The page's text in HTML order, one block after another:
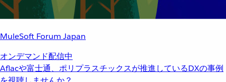
MuleSoft Forum Japan
オンデマンド配信中
Aflacや富士通、ポリプラスチックスが推進しているDXの事例